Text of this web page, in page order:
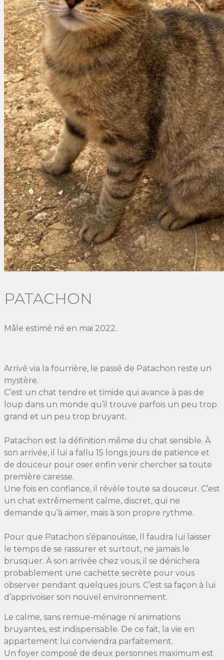
PATACHON
Mâle estimé né en mai 2022.
Arrivé via la fourrière, le passé de Patachon reste un
mystère.
C’est un chat tendre et timide qui avance à pas de
loup dans un monde qu’il trouve parfois un peu trop
grand et un peu trop bruyant.
​Patachon est la définition même du chat sensible. À
son arrivée, il lui a fallu 15 longs jours de patience et
de douceur pour oser enfin venir chercher sa toute
première caresse.
Une fois en confiance, il révèle toute sa douceur. C’est
un chat extrêmement calme, discret, qui ne
demande qu’à aimer, mais à son propre rythme.
​Pour que Patachon s’épanouisse, Il faudra lui laisser
le temps de se rassurer et surtout, ne jamais le
brusquer. À son arrivée chez vous, il se dénichera
probablement une cachette secrète pour vous
observer pendant quelques jours. C’est sa façon à lui
d’apprivoiser son nouvel environnement.
​Le calme, sans remue-ménage ni animations
bruyantes, est indispensable. De ce fait, la vie en
appartement lui conviendra parfaitement.
Un foyer composé de deux personnes maximum est